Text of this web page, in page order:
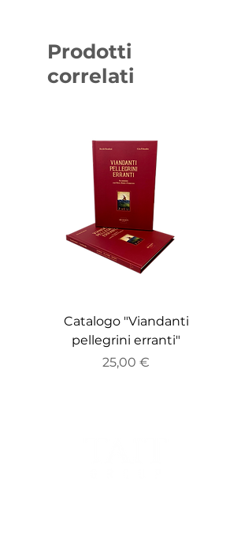
Prodotti
correlati
Catalogo "Viandanti
pellegrini erranti"
Prezzo
25,00 €